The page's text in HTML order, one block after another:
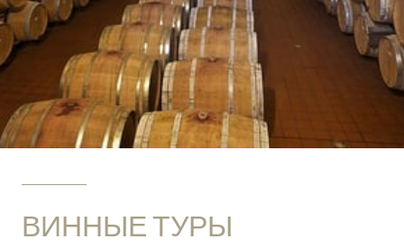
ВИННЫЕ ТУРЫ